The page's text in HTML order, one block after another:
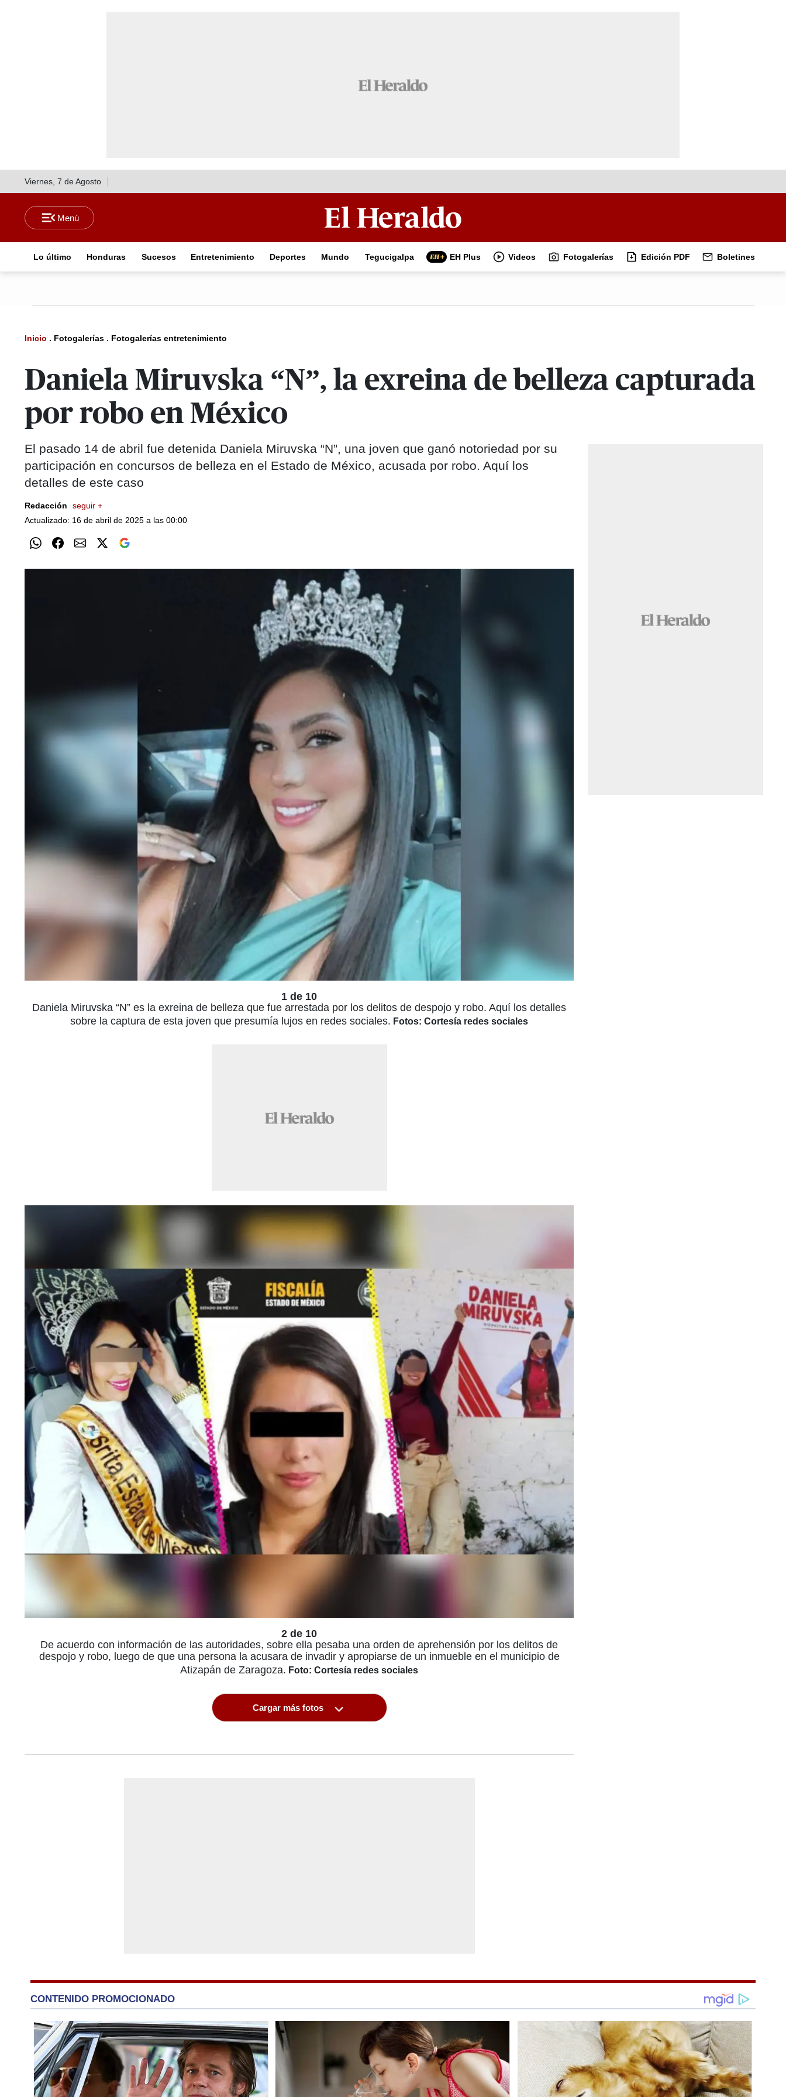
Viernes, 7 de Agosto
Lo último Honduras Sucesos Entretenimiento Deportes Mundo Tegucigalpa EH Plus Videos Fotogalerías Edición PDF Boletines
Inicio . Fotogalerías . Fotogalerías entretenimiento
Daniela Miruvska “N”, la exreina de belleza capturada
por robo en México
El pasado 14 de abril fue detenida Daniela Miruvska “N”, una joven que ganó notoriedad por su
participación en concursos de belleza en el Estado de México, acusada por robo. Aquí los
detalles de este caso
Redacción
seguir +
Actualizado: 16 de abril de 2025 a las 00:00
1 de 10
Daniela Miruvska “N” es la exreina de belleza que fue arrestada por los delitos de despojo y robo. Aquí los detalles
sobre la captura de esta joven que presumía lujos en redes sociales. Fotos: Cortesía redes sociales
2 de 10
De acuerdo con información de las autoridades, sobre ella pesaba una orden de aprehensión por los delitos de
despojo y robo, luego de que una persona la acusara de invadir y apropiarse de un inmueble en el municipio de
Atizapán de Zaragoza. Foto: Cortesía redes sociales
Cargar más fotos
CONTENIDO PROMOCIONADO